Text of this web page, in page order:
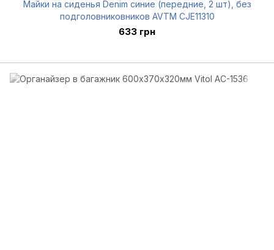
Майки на сиденья Denim синие (передние, 2 шт), без
подголовниковников AVTM CJE11310
633 грн